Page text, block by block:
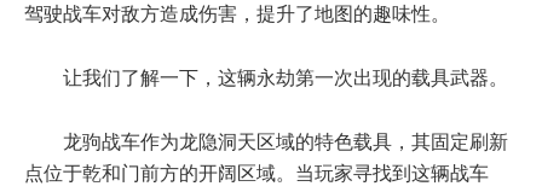
驾驶战车对敌方造成伤害，提升了地图的趣味性。
让我们了解一下，这辆永劫第一次出现的载具武器。
龙驹战车作为龙隐洞天区域的特色载具，其固定刷新
点位于乾和门前方的开阔区域。当玩家寻找到这辆战车